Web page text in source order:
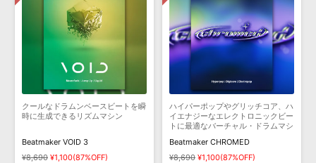
クールなドラムンベースビートを瞬
時に生成できるリズムマシン
Beatmaker VOID 3
¥8,690 ¥1,100(87%OFF)
ハイパーポップやグリッチコア、ハ
イエナジーなエレクトロニックビー
トに最適なバーチャル・ドラムマシ
Beatmaker CHROMED
¥8,690 ¥1,100(87%OFF)